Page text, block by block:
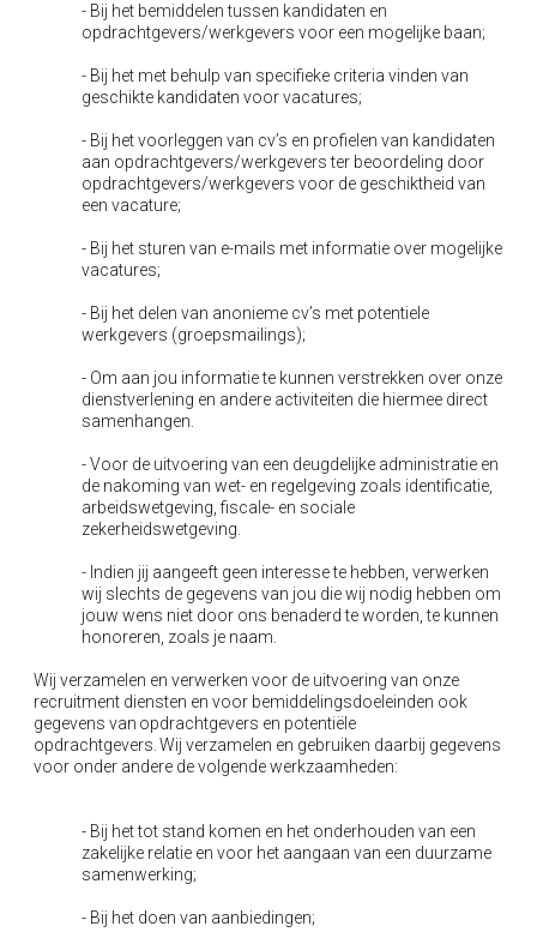
- Bij het bemiddelen tussen kandidaten en
opdrachtgevers/werkgevers voor een mogelijke baan;
- Bij het met behulp van specifieke criteria vinden van
geschikte kandidaten voor vacatures;
- Bij het voorleggen van cv’s en profielen van kandidaten
aan opdrachtgevers/werkgevers ter beoordeling door
opdrachtgevers/werkgevers voor de geschiktheid van
een vacature;
- Bij het sturen van e-mails met informatie over mogelijke
vacatures;
- Bij het delen van anonieme cv’s met potentiele
werkgevers (groepsmailings);
- Om aan jou informatie te kunnen verstrekken over onze
dienstverlening en andere activiteiten die hiermee direct
samenhangen.
- Voor de uitvoering van een deugdelijke administratie en
de nakoming van wet- en regelgeving zoals identificatie,
arbeidswetgeving, fiscale- en sociale
zekerheidswetgeving.
- Indien jij aangeeft geen interesse te hebben, verwerken
wij slechts de gegevens van jou die wij nodig hebben om
jouw wens niet door ons benaderd te worden, te kunnen
honoreren, zoals je naam.
Wij verzamelen en verwerken voor de uitvoering van onze
recruitment diensten en voor bemiddelingsdoeleinden ook
gegevens van opdrachtgevers en potentiële
opdrachtgevers. Wij verzamelen en gebruiken daarbij gegevens
voor onder andere de volgende werkzaamheden:
- Bij het tot stand komen en het onderhouden van een
zakelijke relatie en voor het aangaan van een duurzame
samenwerking;
- Bij het doen van aanbiedingen;